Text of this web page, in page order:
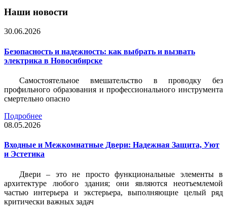
Наши новости
30.06.2026
Безопасность и надежность: как выбрать и вызвать
электрика в Новосибирске
Самостоятельное вмешательство в проводку без
профильного образования и профессионального инструмента
смертельно опасно
Подробнее
08.05.2026
Входные и Межкомнатные Двери: Надежная Защита, Уют
и Эстетика
Двери – это не просто функциональные элементы в
архитектуре любого здания; они являются неотъемлемой
частью интерьера и экстерьера, выполняющие целый ряд
критически важных задач